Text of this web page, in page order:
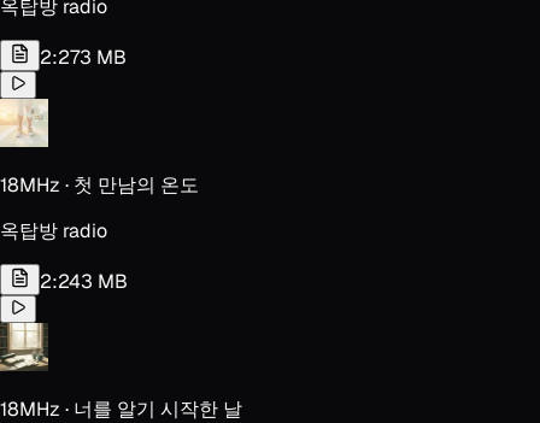
옥탑방 radio
2:273 MB
18MHz · 첫 만남의 온도
옥탑방 radio
2:243 MB
18MHz · 너를 알기 시작한 날